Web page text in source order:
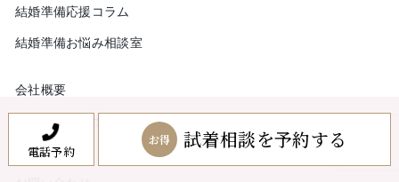
電話予約
お得 試着相談を予約する
結婚準備応援コラム
結婚準備お悩み相談室
会社概要
プライバシーポリシー
来店予約